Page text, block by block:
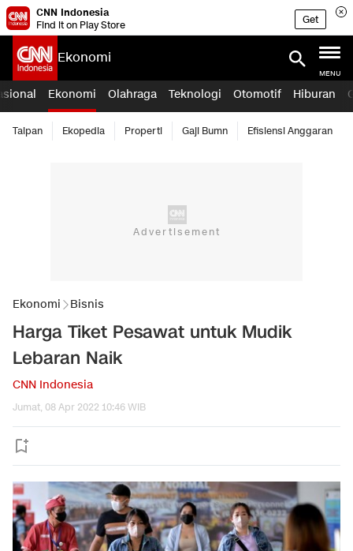
CNN Indonesia
Find it on Play Store
Get
Ekonomi
MENU
Ekonomi Olahraga Teknologi Otomotif Hiburan
Taipan Ekopedia Properti Gaji Bumn Efisiensi Anggaran
Ekonomi Bisnis
Harga Tiket Pesawat untuk Mudik
Lebaran Naik
CNN Indonesia
Jumat, 08 Apr 2022 10:46 WIB